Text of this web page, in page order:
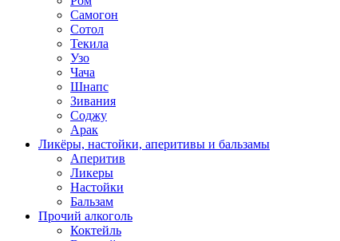
Самогон
Сотол
Текила
Узо
Чача
Шнапс
Зивания
Соджу
Арак
Ликёры, настойки, аперитивы и бальзамы
Аперитив
Ликеры
Настойки
Бальзам
Прочий алкоголь
Коктейль